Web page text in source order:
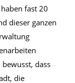
fast 20
dieser ganzen
dass
die